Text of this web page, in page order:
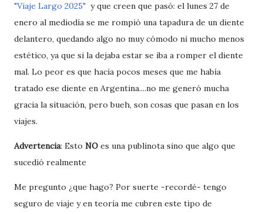
"Viaje Largo 2025" y que creen que pasó: el lunes 27 de
enero al mediodía se me rompió una tapadura de un diente
delantero, quedando algo no muy cómodo ni mucho menos
estético, ya que si la dejaba estar se iba a romper el diente
mal. Lo peor es que hacía pocos meses que me había
tratado ese diente en Argentina....no me generó mucha
gracia la situación, pero bueh, son cosas que pasan en los
viajes.
Advertencia: Esto NO es una publinota sino que algo que
sucedió realmente
Me pregunto ¿que hago? Por suerte -recordé- tengo
seguro de viaje y en teoría me cubren este tipo de